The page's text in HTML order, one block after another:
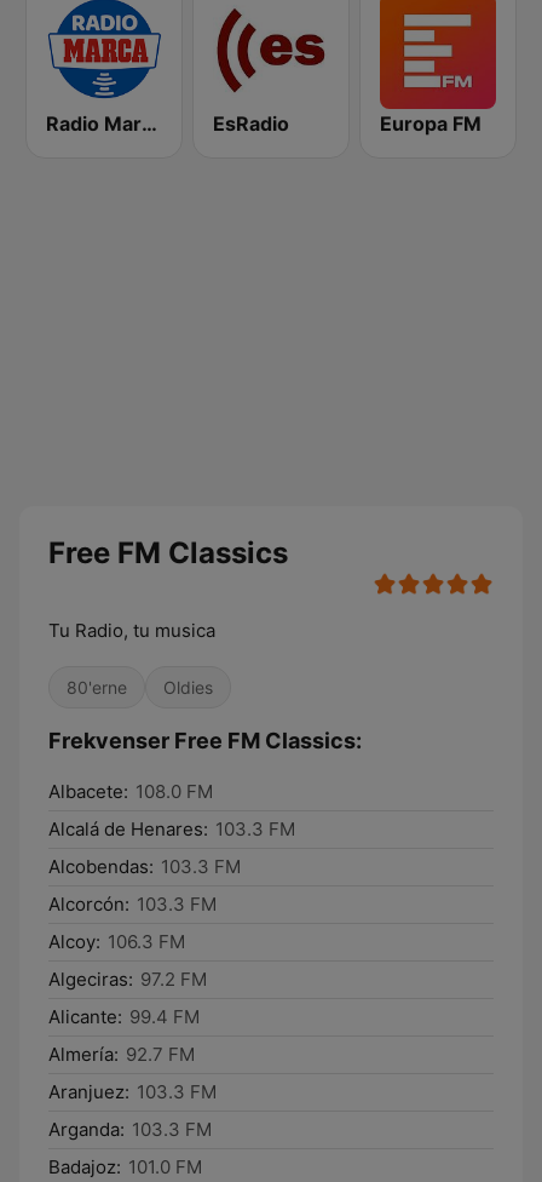
Radio Marca Nacional EsRadio Europa FM
Free FM Classics
Tu Radio, tu musica
80'erne Oldies
Frekvenser Free FM Classics:
Albacete: 108.0 FM
Alcalá de Henares: 103.3 FM
Alcobendas: 103.3 FM
Alcorcón: 103.3 FM
Alcoy: 106.3 FM
Algeciras: 97.2 FM
Alicante: 99.4 FM
Almería: 92.7 FM
Aranjuez: 103.3 FM
Arganda: 103.3 FM
Badajoz: 101.0 FM